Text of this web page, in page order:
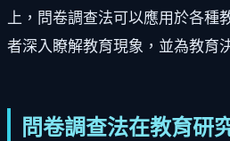
上，問卷調查法可以應用於各種
者深入瞭解教育現象，並為教育
問卷調查法在教育研